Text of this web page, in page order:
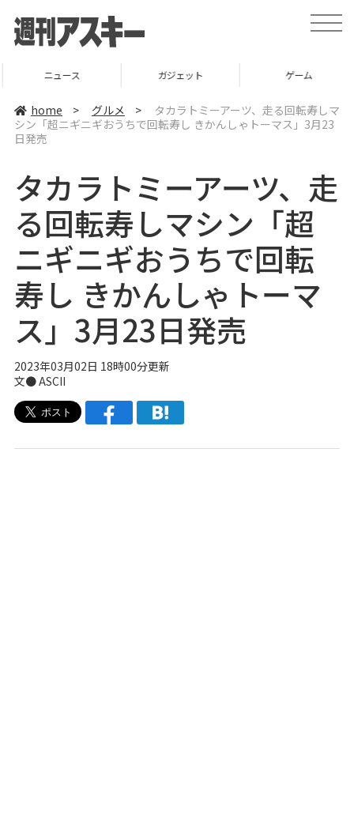
t
o
v
i
o
n
ニュース ガジェット ゲーム
home > グルメ >
タカラトミーアーツ、走る回転寿しマ
シン「超ニギニギおうちで回転寿し きかんしゃトーマス」3月23
日発売
タカラトミーアーツ、走
る回転寿しマシン「超
ニギニギおうちで回転
寿し きかんしゃトーマ
ス」3月23日発売
2023年03月02日 18時00分更新
文● ASCII